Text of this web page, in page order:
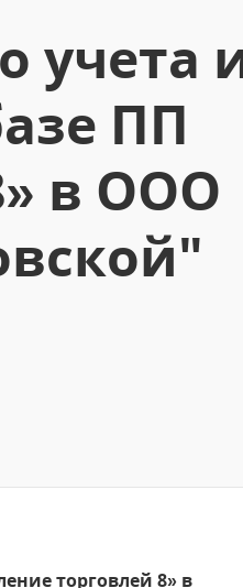
учета
ПП
в ООО
торговлей 8» в